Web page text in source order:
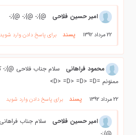
امیر حسین فلاحی @};- @};- @};-
22 مرداد 1392 پسند برای پاسخ دادن وارد شوید
محمود فراهانی
سلام جناب فلاحی
ممنونم =D> =D> =D> =D>
22 مرداد 1392 پسند برای پاسخ دادن وارد شوید
امیر حسین فلاحی
سلام جناب